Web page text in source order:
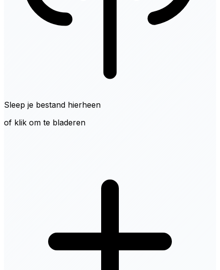
Sleep je bestand hierheen
of klik om te bladeren